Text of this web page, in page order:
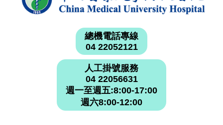
總機電話專線
04 22052121
人工掛號服務
04 22056631
週一至週五:8:00-17:00
週六8:00-12:00